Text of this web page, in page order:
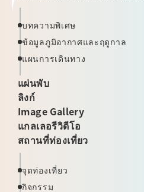
บทความพิเศษ
ข้อมูลภูมิอากาศและฤดูกาล
แผนการเดินทาง
แผ่นพับ
ลิงก์
Image Gallery
แกลเลอรีวิดีโอ
สถานที่ท่องเที่ยว
จุดท่องเที่ยว
กิจกรรม